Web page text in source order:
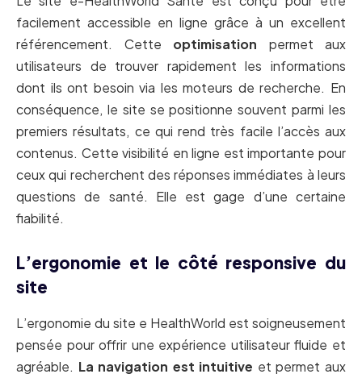
facilement accessible en ligne grâce à un excellent
référencement. Cette optimisation permet aux
utilisateurs de trouver rapidement les informations
dont ils ont besoin via les moteurs de recherche. En
conséquence, le site se positionne souvent parmi les
premiers résultats, ce qui rend très facile l’accès aux
contenus. Cette visibilité en ligne est importante pour
ceux qui recherchent des réponses immédiates à leurs
questions de santé. Elle est gage d’une certaine
fiabilité.
L’ergonomie et le côté responsive du
site
L’ergonomie du site e HealthWorld est soigneusement
pensée pour offrir une expérience utilisateur fluide et
agréable. La navigation est intuitive et permet aux